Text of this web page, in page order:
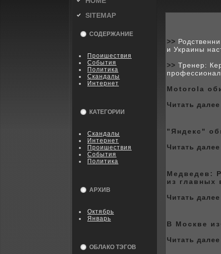
SITEMAP
СОДЕРЖАНИЕ
Пpoишествия
События
Политика
Скандалы
Интернет
КАТЕГОРИИ
Скандалы
Интернет
Пpoишествия
События
Политика
АРХИВ
Октябрь
Январь
ОБЛАКО ТЭГОВ
>>
и Украины
>> Тренер:
Motorola
Читать
"Яндeкс"
Читать
Медведев:
из главныx
Читать
В Москве
Читать